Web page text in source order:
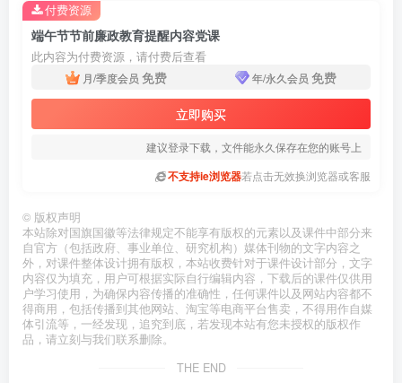
端午节节前廉政教育提醒内容党课
此内容为付费资源，请付费后查看
月/季度会员 免费 年/永久会员 免费
立即购买
建议登录下载，文件能永久保存在您的账号上
不支持ie浏览器若点击无效换浏览器或客服
付费资源
© 版权声明
本站除对国旗国徽等法律规定不能享有版权的元素以及课件中部分来
自官方（包括政府、事业单位、研究机构）媒体刊物的文字内容之
外，对课件整体设计拥有版权，本站收费针对于课件设计部分，文字
内容仅为填充，用户可根据实际自行编辑内容，下载后的课件仅供用
户学习使用，为确保内容传播的准确性，任何课件以及网站内容都不
得商用，包括传播到其他网站、淘宝等电商平台售卖，不得用作自媒
体引流等，一经发现，追究到底，若发现本站有您未授权的版权作
品，请立刻与我们联系删除。
THE END